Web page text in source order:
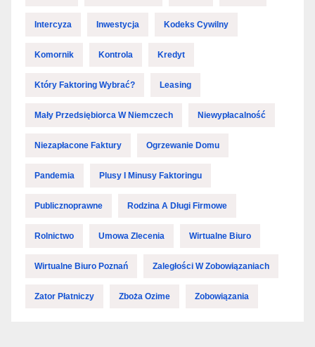
Intercyza Inwestycja Kodeks Cywilny
Komornik Kontrola Kredyt
Który Faktoring Wybrać? Leasing
Mały Przedsiębiorca W Niemczech Niewypłacalność
Niezapłacone Faktury Ogrzewanie Domu
Pandemia Plusy I Minusy Faktoringu
Publicznoprawne Rodzina A Długi Firmowe
Rolnictwo Umowa Zlecenia Wirtualne Biuro
Wirtualne Biuro Poznań Zaległości W Zobowiązaniach
Zator Płatniczy Zboża Ozime Zobowiązania